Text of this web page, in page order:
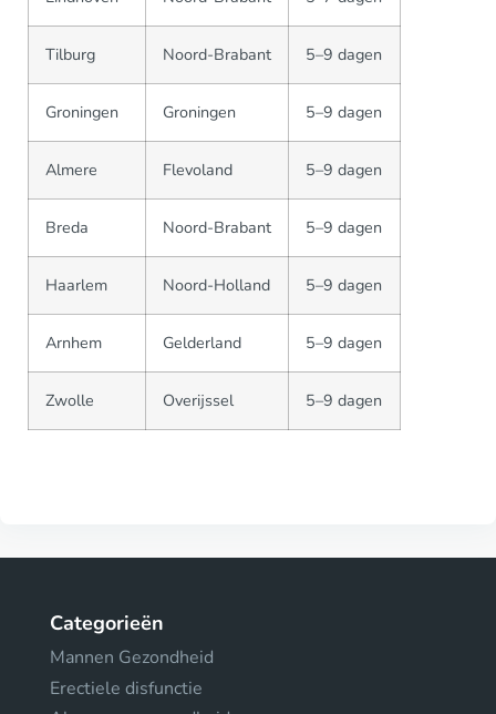
Tilburg Noord-Brabant 5–9 dagen
Groningen Groningen 5–9 dagen
Almere Flevoland 5–9 dagen
Breda Noord-Brabant 5–9 dagen
Haarlem Noord-Holland 5–9 dagen
Arnhem Gelderland 5–9 dagen
Zwolle Overijssel 5–9 dagen
Categorieën
Mannen Gezondheid
Erectiele disfunctie